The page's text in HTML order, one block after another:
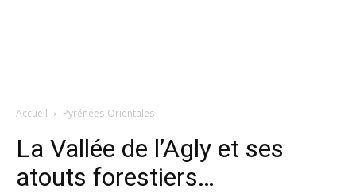
Accueil Pyrénées-Orientales
La Vallée de l’Agly et ses
atouts forestiers…